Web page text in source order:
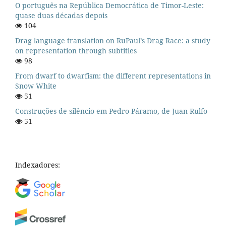
O português na República Democrática de Timor-Leste:
quase duas décadas depois
104
Drag language translation on RuPaul’s Drag Race: a study
on representation through subtitles
98
From dwarf to dwarfism: the different representations in
Snow White
51
Construções de silêncio em Pedro Páramo, de Juan Rulfo
51
Indexadores: